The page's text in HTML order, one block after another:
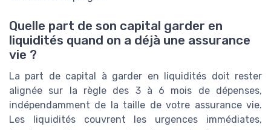
Quelle part de son capital garder en
liquidités quand on a déjà une assurance
vie ?
La part de capital à garder en liquidités doit rester
alignée sur la règle des 3 à 6 mois de dépenses,
indépendamment de la taille de votre assurance vie.
Les liquidités couvrent les urgences immédiates,